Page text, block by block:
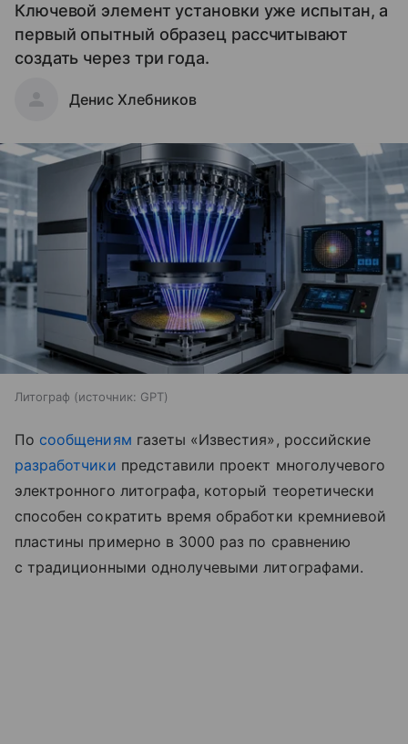
Ключевой элемент установки уже испытан, а
первый опытный образец рассчитывают
создать через три года.
Денис Хлебников
Литограф источник: GPT
По сообщениям газеты «Известия», российские
разработчики представили проект многолучевого
электронного литографа, который теоретически
способен сократить время обработки кремниевой
пластины примерно в 3000 раз по сравнению
с традиционными однолучевыми литографами.